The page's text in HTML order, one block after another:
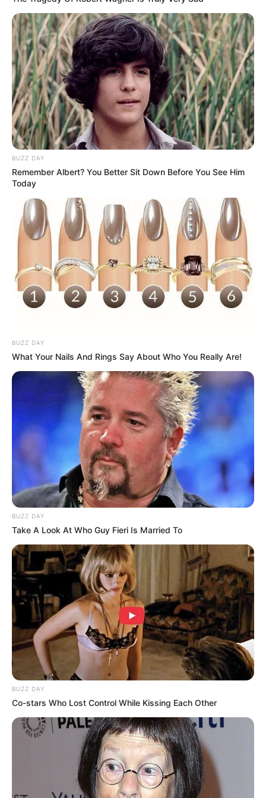
LIHAT ARTIKEL LAINNYA
BUZZ DAY
Remember Albert? You Better Sit Down Before You See Him
Today
BUZZ DAY
What Your Nails And Rings Say About Who You Really Are!
BUZZ DAY
Take A Look At Who Guy Fieri Is Married To
BUZZ DAY
Co-stars Who Lost Control While Kissing Each Other